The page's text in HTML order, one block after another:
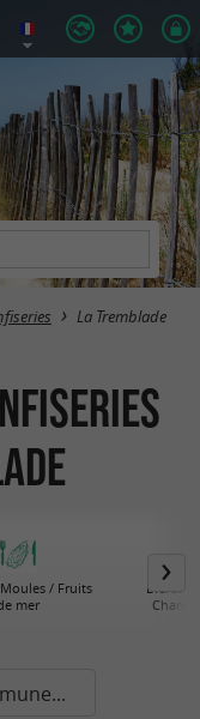
La Tremblade
/ Fruits
mer
Bières /